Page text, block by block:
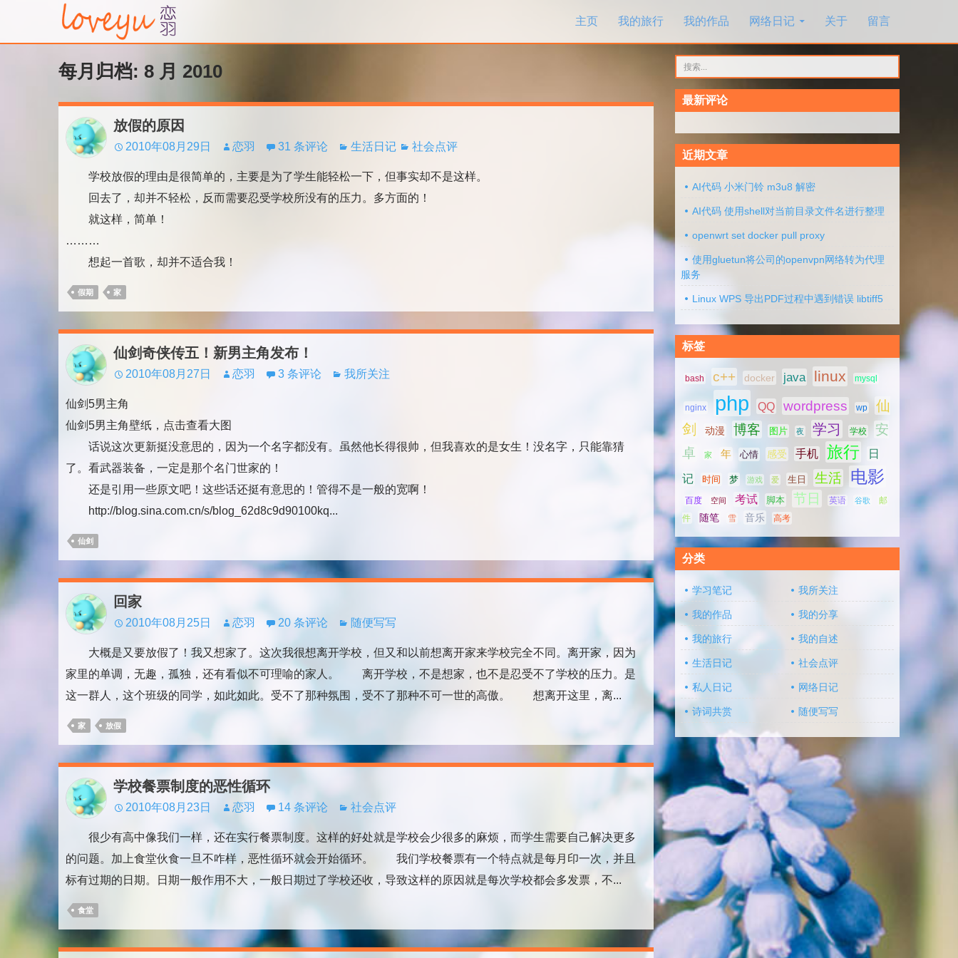
主页
我的旅行 我的作品 网络日记 关于 留言
每月归档: 8 月 2010
放假的原因
2010年08月29日 恋羽 31 条评论 生活日记 社会点评
学校放假的理由是很简单的，主要是为了学生能轻松一下，但事实却不是这样。
回去了，却并不轻松，反而需要忍受学校所没有的压力。多方面的！
就这样，简单！
………
想起一首歌，却并不适合我！
假期 家
仙剑奇侠传五！新男主角发布！
2010年08月27日 恋羽 3 条评论 我所关注
仙剑5男主角
仙剑5男主角壁纸，点击查看大图
话说这次更新挺没意思的，因为一个名字都没有。虽然他长得很帅，但我喜欢的是女生！没名字，只能靠猜
了。看武器装备，一定是那个名门世家的！
还是引用一些原文吧！这些话还挺有意思的！管得不是一般的宽啊！
http://blog.sina.com.cn/s/blog_62d8c9d90100kq...
仙剑
回家
2010年08月25日 恋羽 20 条评论 随便写写
大概是又要放假了！我又想家了。这次我很想离开学校，但又和以前想离开家来学校完全不同。离开家，因为
家里的单调，无趣，孤独，还有看似不可理喻的家人。 离开学校，不是想家，也不是忍受不了学校的压力。是
这一群人，这个班级的同学，如此如此。受不了那种氛围，受不了那种不可一世的高傲。 想离开这里，离...
家 放假
学校餐票制度的恶性循环
2010年08月23日 恋羽 14 条评论 社会点评
很少有高中像我们一样，还在实行餐票制度。这样的好处就是学校会少很多的麻烦，而学生需要自己解决更多
的问题。加上食堂伙食一旦不咋样，恶性循环就会开始循环。 我们学校餐票有一个特点就是每月印一次，并且
标有过期的日期。日期一般作用不大，一般日期过了学校还收，导致这样的原因就是每次学校都会多发票，不...
食堂
索：
最新评论
近期文章
AI代码 小米门铃 m3u8 解密
AI代码 使用shell对当前目录文件名进行整理
openwrt set docker pull proxy
使用gluetun将公司的openvpn网络转为代理
服务
Linux WPS 导出PDF过程中遇到错误 libtiff5
标签
bash c++ docker java linux mysql
nginx php QQ wordpress wp
仙
剑
动漫 博客 图片 夜 学习 学校
安
卓
家 年 心情 感受 手机 旅行 日
记 时间 梦 游戏 爱 生日 生活 电影
百度 空间 考试 脚本 节日 英语 谷歌 邮
件 随笔 雪 音乐 高考
分类
学习笔记 我所关注
我的作品 我的分享
我的旅行 我的自述
生活日记 社会点评
私人日记 网络日记
诗词共赏 随便写写